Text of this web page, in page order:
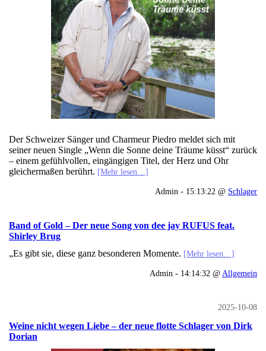
Der Schweizer Sänger und Charmeur Piedro meldet sich mit
seiner neuen Single „Wenn die Sonne deine Träume küsst“ zurück
– einem gefühlvollen, eingängigen Titel, der Herz und Ohr
gleichermaßen berührt. [Mehr lesen…]
Admin - 15:13:22 @ Schlager
Band of Gold – Der neue Song von dee jay RUFUS feat.
Shirley Brug
„Es gibt sie, diese ganz besonderen Momente. [Mehr lesen…]
Admin - 14:14:32 @ Allgemein
2025-10-08
Weine nicht wegen Liebe – der neue flotte Schlager von Dirk
Dorian